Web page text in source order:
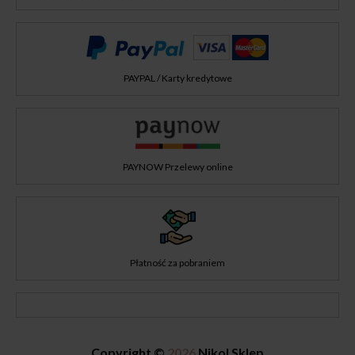
PAYPAL / Karty kredytowe
PAYNOW Przelewy online
Płatność za pobraniem